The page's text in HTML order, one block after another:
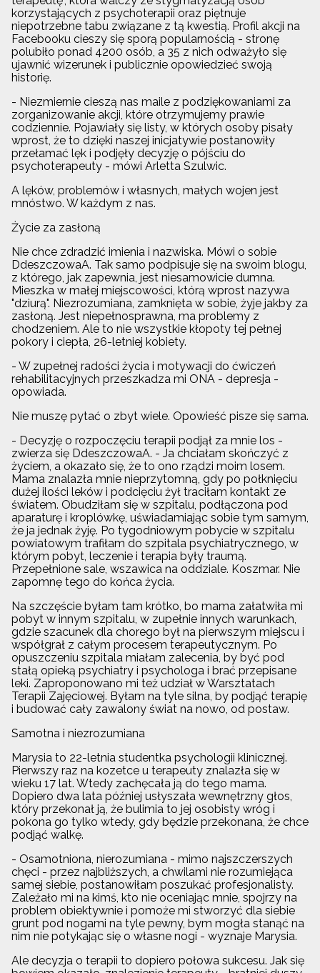
korzystających z psychoterapii oraz piętnuje
niepotrzebne tabu związane z tą kwestią. Profil akcji na
Facebooku cieszy się sporą popularnością - stronę
polubiło ponad 4200 osób, a 35 z nich odważyło się
ujawnić wizerunek i publicznie opowiedzieć swoją
historię.
- Niezmiernie cieszą nas maile z podziękowaniami za
zorganizowanie akcji, które otrzymujemy prawie
codziennie. Pojawiały się listy, w których osoby pisały
wprost, że to dzięki naszej inicjatywie postanowiły
przełamać lęk i podjęły decyzję o pójściu do
psychoterapeuty - mówi Arletta Szulwic.
A lęków, problemów i własnych, małych wojen jest
mnóstwo. W każdym z nas.
Życie za zasłoną
Nie chce zdradzić imienia i nazwiska. Mówi o sobie
DdeszczowaA. Tak samo podpisuje się na swoim blogu,
z którego, jak zapewnia, jest niesamowicie dumna.
Mieszka w małej miejscowości, którą wprost nazywa
"dziurą". Niezrozumiana, zamknięta w sobie, żyje jakby za
zasłoną. Jest niepełnosprawna, ma problemy z
chodzeniem. Ale to nie wszystkie kłopoty tej pełnej
pokory i ciepła, 26-letniej kobiety.
- W zupełnej radości życia i motywacji do ćwiczeń
rehabilitacyjnych przeszkadza mi ONA - depresja -
opowiada.
Nie muszę pytać o zbyt wiele. Opowieść pisze się sama.
- Decyzję o rozpoczęciu terapii podjął za mnie los -
zwierza się DdeszczowaA. - Ja chciałam skończyć z
życiem, a okazało się, że to ono rządzi moim losem.
Mama znalazła mnie nieprzytomną, gdy po połknięciu
dużej ilości leków i podcięciu żył traciłam kontakt ze
światem. Obudziłam się w szpitalu, podłączona pod
aparaturę i kroplówkę, uświadamiając sobie tym samym,
że ja jednak żyję. Po tygodniowym pobycie w szpitalu
powiatowym trafiłam do szpitala psychiatrycznego, w
którym pobyt, leczenie i terapia były traumą.
Przepełnione sale, wszawica na oddziale. Koszmar. Nie
zapomnę tego do końca życia.
Na szczęście byłam tam krótko, bo mama załatwiła mi
pobyt w innym szpitalu, w zupełnie innych warunkach,
gdzie szacunek dla chorego był na pierwszym miejscu i
współgrał z całym procesem terapeutycznym. Po
opuszczeniu szpitala miałam zalecenia, by być pod
stałą opieką psychiatry i psychologa i brać przepisane
leki. Zaproponowano mi też udział w Warsztatach
Terapii Zajęciowej. Byłam na tyle silna, by podjąć terapię
i budować cały zawalony świat na nowo, od postaw.
Samotna i niezrozumiana
Marysia to 22-letnia studentka psychologii klinicznej.
Pierwszy raz na kozetce u terapeuty znalazła się w
wieku 17 lat. Wtedy zachęcała ją do tego mama.
Dopiero dwa lata później usłyszała wewnętrzny głos,
który przekonał ją, że bulimia to jej osobisty wróg i
pokona go tylko wtedy, gdy będzie przekonana, że chce
podjąć walkę.
- Osamotniona, nierozumiana - mimo najszczerszych
chęci - przez najbliższych, a chwilami nie rozumiejąca
samej siebie, postanowiłam poszukać profesjonalisty.
Zależało mi na kimś, kto nie oceniając mnie, spojrzy na
problem obiektywnie i pomoże mi stworzyć dla siebie
grunt pod nogami na tyle pewny, bym mogła stanąć na
nim nie potykając się o własne nogi - wyznaje Marysia.
Ale decyzja o terapii to dopiero połowa sukcesu. Jak się